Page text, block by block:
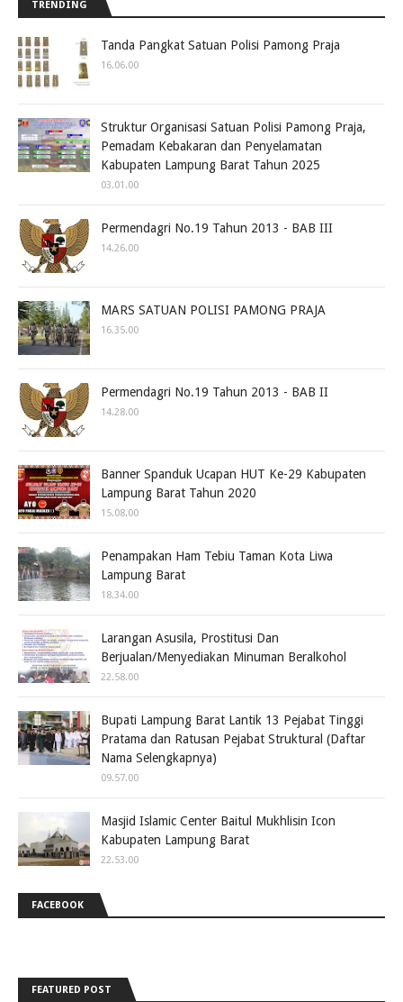
TRENDING
Tanda Pangkat Satuan Polisi Pamong Praja
16.06.00
Struktur Organisasi Satuan Polisi Pamong Praja,
Pemadam Kebakaran dan Penyelamatan
Kabupaten Lampung Barat Tahun 2025
03.01.00
Permendagri No.19 Tahun 2013 - BAB III
14.26.00
MARS SATUAN POLISI PAMONG PRAJA
16.35.00
Permendagri No.19 Tahun 2013 - BAB II
14.28.00
Banner Spanduk Ucapan HUT Ke-29 Kabupaten
Lampung Barat Tahun 2020
15.08.00
Penampakan Ham Tebiu Taman Kota Liwa
Lampung Barat
18.34.00
Larangan Asusila, Prostitusi Dan
Berjualan/Menyediakan Minuman Beralkohol
22.58.00
Bupati Lampung Barat Lantik 13 Pejabat Tinggi
Pratama dan Ratusan Pejabat Struktural (Daftar
Nama Selengkapnya)
09.57.00
Masjid Islamic Center Baitul Mukhlisin Icon
Kabupaten Lampung Barat
22.53.00
FACEBOOK
FEATURED POST